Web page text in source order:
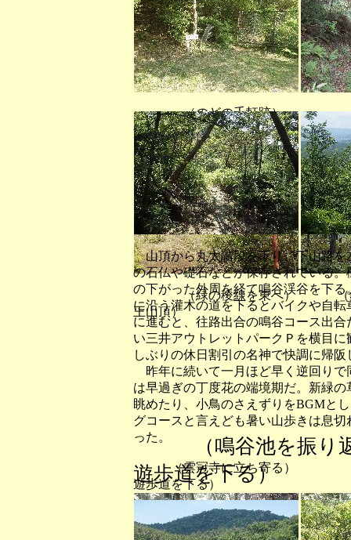
（のどの千軒跡
やうみ坂で稜線出合）
（緑の稜線を東へ） （鏡山
王山頂）
山頂から丸太階段を下り、下山路を
の石仏や礎石などが保存されている
の下がった外周を経て鳴谷渓谷を下
に沿う灌木の道を下るとバイクや自
に進むと、往路出合の鳴谷コース出
い三井アウトレットパークＰを横目
しぶりの休日割引の名神で快調に帰阪
昨年に続いて一月ほど早く逆回りで
は早過ぎの丁度花の端境期だ。新緑
眺めたり、小鳥のさえずりをBGMと
グコースと言えども暑い山歩きは息
った。
（雲冠寺に立ち寄る） （
遊歩道を下る）
（鳴谷池を振
遊歩道を下る）